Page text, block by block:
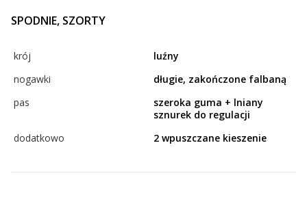
SPODNIE, SZORTY
krój
luźny
nogawki
długie, zakończone falbaną
pas
szeroka guma + lniany
sznurek do regulacji
dodatkowo
2 wpuszczane kieszenie